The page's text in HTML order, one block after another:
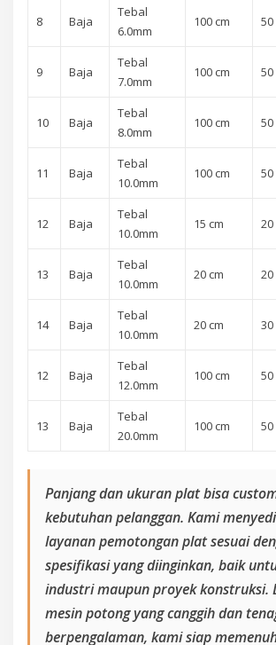
8 Baja
Tebal
6.0mm
100 cm 50
9 Baja
Tebal
7.0mm
100 cm 50
10 Baja
Tebal
8.0mm
100 cm 50
11 Baja
Tebal
10.0mm
100 cm 50
12 Baja
Tebal
10.0mm
15 cm 20
13 Baja
Tebal
10.0mm
20 cm 20
14 Baja
Tebal
10.0mm
20 cm 30
12 Baja
Tebal
12.0mm
100 cm 50
13 Baja
Tebal
20.0mm
100 cm 50
Panjang dan ukuran plat bisa
kebutuhan pelanggan. Kami
layanan pemotongan plat sesuai
spesifikasi yang diinginkan, baik
industri maupun proyek konstruksi.
mesin potong yang canggih dan
berpengalaman, kami siap